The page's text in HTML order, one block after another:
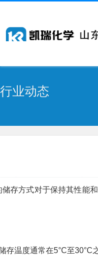
行业动态
存方式对于保持其性能
温度通常在5°C至30°C